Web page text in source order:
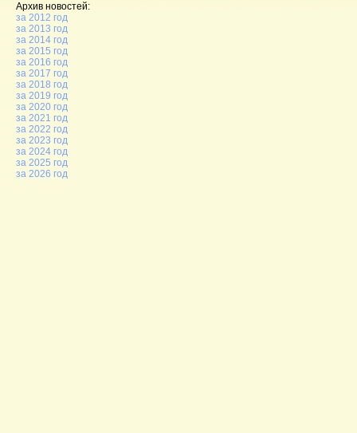
Архив новостей:
за 2012 год
за 2013 год
за 2014 год
за 2015 год
за 2016 год
за 2017 год
за 2018 год
за 2019 год
за 2020 год
за 2021 год
за 2022 год
за 2023 год
за 2024 год
за 2025 год
за 2026 год